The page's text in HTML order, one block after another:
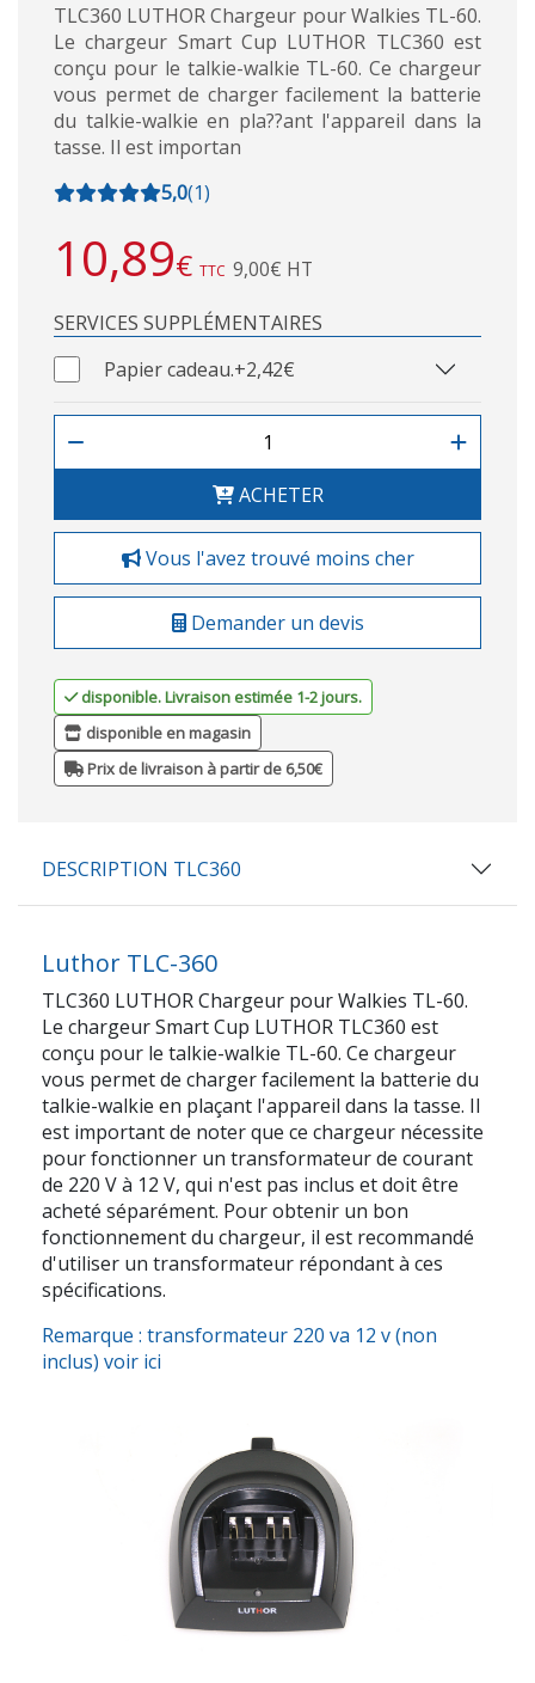
TLC360 LUTHOR Chargeur pour Walkies TL-60.
Le chargeur Smart Cup LUTHOR TLC360 est
conçu pour le talkie-walkie TL-60. Ce chargeur
vous permet de charger facilement la batterie
du talkie-walkie en pla??ant l'appareil dans la
tasse. Il est importan
5,0(1)
10,89€ TTC 9,00€ HT
SERVICES SUPPLÉMENTAIRES
Papier cadeau.+2,42€
ACHETER
Vous l'avez trouvé moins cher
Demander un devis
disponible. Livraison estimée 1-2 jours.
disponible en magasin
Prix de livraison à partir de 6,50€
DESCRIPTION TLC360
Luthor TLC-360
TLC360 LUTHOR Chargeur pour Walkies TL-60.
Le chargeur Smart Cup LUTHOR TLC360 est
conçu pour le talkie-walkie TL-60. Ce chargeur
vous permet de charger facilement la batterie du
talkie-walkie en plaçant l'appareil dans la tasse. Il
est important de noter que ce chargeur nécessite
pour fonctionner un transformateur de courant
de 220 V à 12 V, qui n'est pas inclus et doit être
acheté séparément. Pour obtenir un bon
fonctionnement du chargeur, il est recommandé
d'utiliser un transformateur répondant à ces
spécifications.
Remarque : transformateur 220 va 12 v (non
inclus) voir ici